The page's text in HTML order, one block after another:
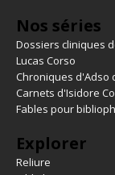
Nos séries
Dossiers cliniques
Lucas Corso
Chroniques d'Adso
Carnets d'Isidore
Fables pour
Explorer
Reliure